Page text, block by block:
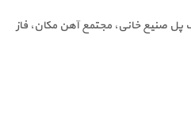
صنیع خانی، مجتمع آهن مکان، فاز